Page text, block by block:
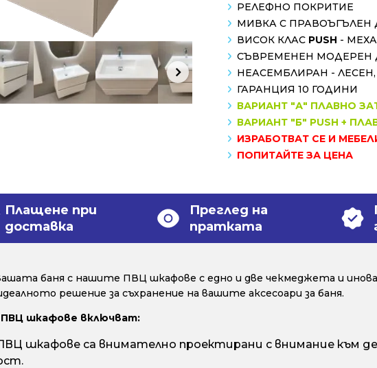
РЕЛЕФНО ПОКРИТИЕ
МИВКА С ПРАВОЪГЪЛЕН
ВИСОК КЛАС PUSH -
СЪВРЕМЕНЕН МОДЕРЕН
НЕАСЕМБЛИРАН -
ГАРАНЦИЯ 10 ГОДИНИ
ВАРИАНТ "А" ПЛАВНО
ВАРИАНТ "Б" PUSH +
ИЗРАБОТВАТ СЕ И
ПОПИТАЙТЕ ЗА ЦЕНА
Плащене при
доставка
Преглед на
пратката
баня с нашите ПВЦ шкафове с едно и две чекмеджета и
решение за съхранение на вашите аксесоари за баня.
шкафове включват:
шкафове са внимателно проектирани с внимание към